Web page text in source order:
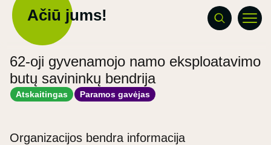
Ačiū jums!
62-oji gyvenamojo namo eksploatavimo
butų savininkų bendrija
Atskaitingas Paramos gavėjas
Organizacijos bendra informacija